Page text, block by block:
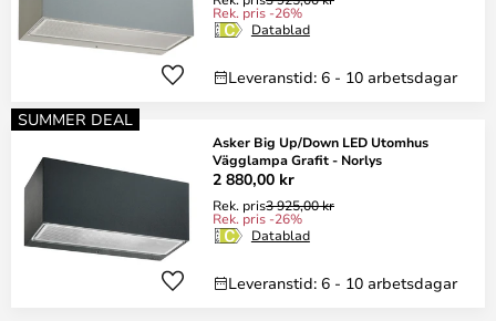
Rek. pris -26%
Datablad
Leveranstid: 6 - 10 arbetsdagar
SUMMER DEAL
Asker Big Up/Down LED Utomhus
Vägglampa Grafit - Norlys
2 880,00 kr
Rek. pris3 925,00 kr
Rek. pris -26%
Datablad
Leveranstid: 6 - 10 arbetsdagar